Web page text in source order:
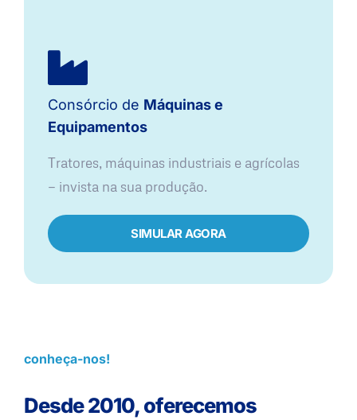
Consórcio de Máquinas e
Equipamentos
Tratores, máquinas industriais e agrícolas
— invista na sua produção.
SIMULAR AGORA
conheça-nos!
Desde 2010, oferecemos